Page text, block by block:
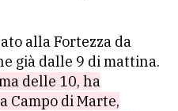
alla Fortezza da
già dalle 9 di mattina.
delle 10, ha
Campo di Marte,